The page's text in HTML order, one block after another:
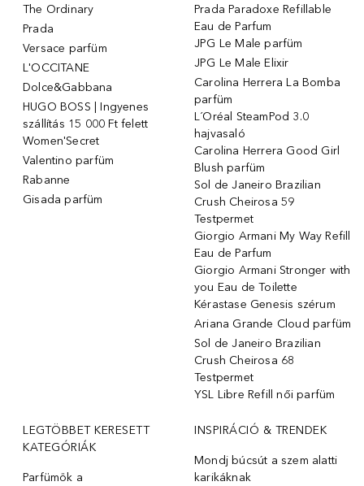
The Ordinary
Prada
Versace parfüm
L'OCCITANE
Dolce&Gabbana
HUGO BOSS | Ingyenes
szállítás 15 000 Ft felett
Women'Secret
Valentino parfüm
Rabanne
Gisada parfüm
Prada Paradoxe Refillable
Eau de Parfum
JPG Le Male parfüm
JPG Le Male Elixir
Carolina Herrera La Bomba
parfüm
L´Oréal SteamPod 3.0
hajvasaló
Carolina Herrera Good Girl
Blush parfüm
Sol de Janeiro Brazilian
Crush Cheirosa 59
Testpermet
Giorgio Armani My Way Refill
Eau de Parfum
Giorgio Armani Stronger with
you Eau de Toilette
Kérastase Genesis szérum
Ariana Grande Cloud parfüm
Sol de Janeiro Brazilian
Crush Cheirosa 68
Testpermet
YSL Libre Refill női parfüm
LEGTÖBBET KERESETT
KATEGÓRIÁK
Parfümök ️a
INSPIRÁCIÓ & TRENDEK
Mondj búcsút a szem alatti
karikáknak